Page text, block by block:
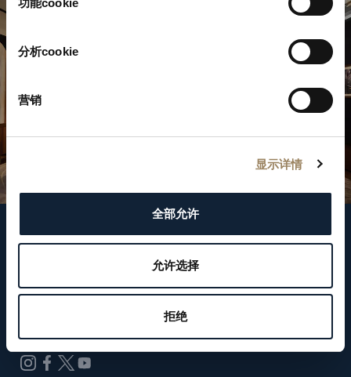
功能cookie
分析cookie
营销
显示详情
全部允许
允许选择
拒绝
關注我們
WeChat ID
Breguet_China